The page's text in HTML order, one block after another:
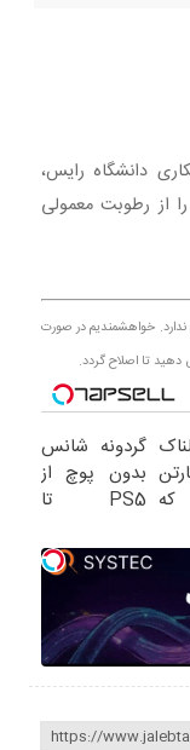
خواهشمندیم در
نظرات همین خبر
دانشگاه رایس،
از رطوبت معمولی
ندارد. خواهشمندیم در صورت
تا اصلاح گردد.
گردونه شانس
بدون پوچ از
PS5 تا
بیت کوین